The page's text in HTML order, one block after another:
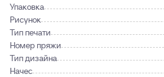
Упаковка
Рисунок
Тип печати
Номер пряжи
Тип дизайна
Начес